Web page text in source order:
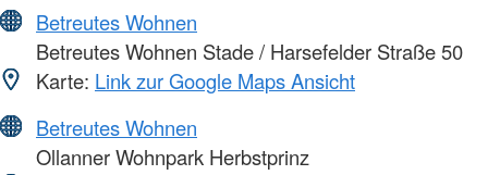
Betreutes Wohnen
Betreutes Wohnen Stade / Harsefelder Straße 50
Karte: Link zur Google Maps Ansicht
Betreutes Wohnen
Ollanner Wohnpark Herbstprinz